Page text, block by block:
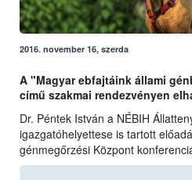
2016. november 16, szerda
A "Magyar ebfajtáink állami
című szakmai rendezvényen
Dr. Péntek István a NÉBIH
igazgatóhelyettese is tartott
génmegőrzési Központ